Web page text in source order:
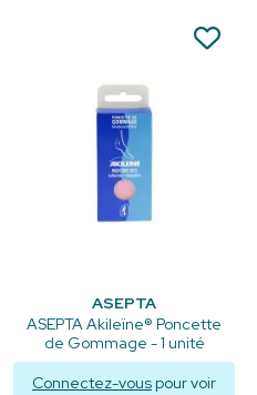
ASEPTA
ASEPTA Akileïne® Poncette
de Gommage - 1 unité
Connectez-vous pour voir